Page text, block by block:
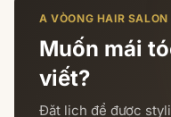
A VÒONG HAIR
Muốn mái
viết?
Đặt lịch để được